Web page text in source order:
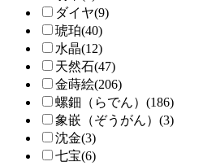
ダイヤ(9)
琥珀(40)
水晶(12)
天然石(47)
金蒔絵(206)
螺鈿（らでん）(186)
象嵌（ぞうがん）(3)
沈金(3)
七宝(6)